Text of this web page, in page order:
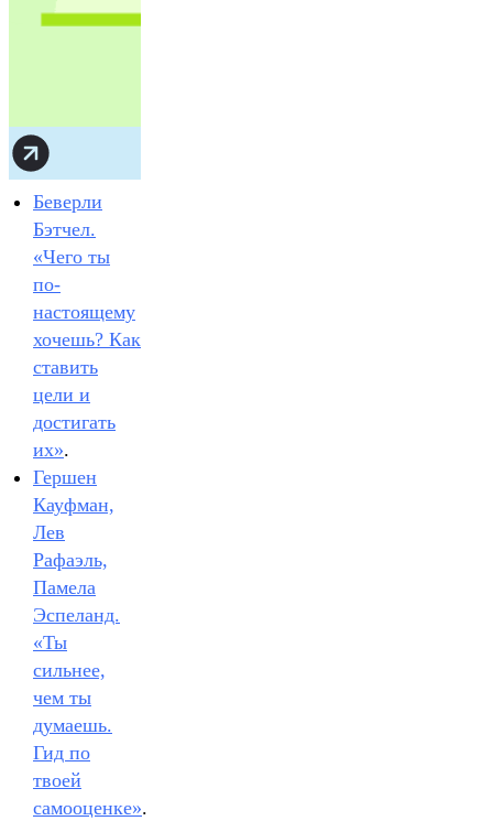
Беверли
Бэтчел.
«‎Чего ты
по-
настоящему
хочешь? Как
ставить
цели и
достигать
их»‎.
Гершен
Кауфман,
Лев
Рафаэль,
Памела
Эспеланд.
«‎Ты
сильнее,
чем ты
думаешь.
Гид по
твоей
самооценке».